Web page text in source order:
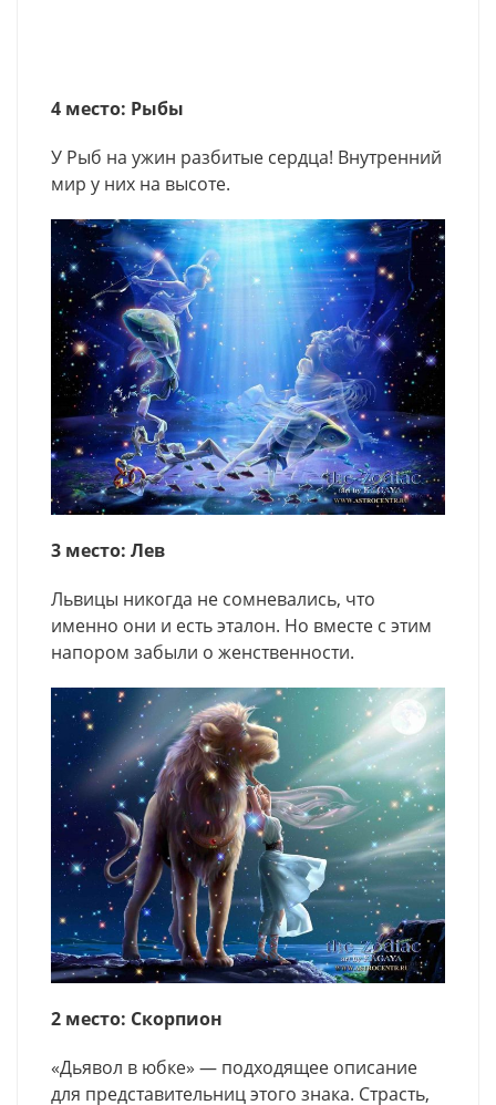
4 место: Рыбы
У Рыб на ужин разбитые сердца! Внутренний
мир у них на высоте.
3 место: Лев
Львицы никогда не сомневались, что
именно они и есть эталон. Но вместе с этим
напором забыли о женственности.
2 место: Скорпион
«Дьявол в юбке» — подходящее описание
для представительниц этого знака. Страсть,